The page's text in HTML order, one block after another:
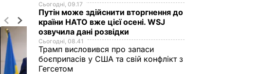
Сьогодні, 09.17
Путін може здійснити вторгнення до
країни НАТО вже цієї осені. WSJ
озвучила дані розвідки
Сьогодні, 08.41
Трамп висловився про запаси
боєприпасів у США та свій конфлікт з
Гегсетом